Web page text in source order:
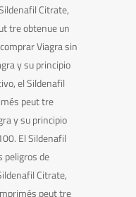
Citrate,
tre obtenue un
Viagra sin
y su principio
el Sildenafil
peut tre
y su principio
El Sildenafil
peligros de
Citrate,
peut tre